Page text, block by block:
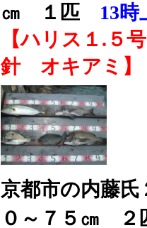
㎝ １匹 13時
【ハリス１.
針 オキアミ】
京都市の内藤
０～７５㎝ ２